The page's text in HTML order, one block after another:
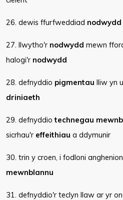
26. dewis ffurfweddiad nodwydd
27. llwytho'r nodwydd mewn
halogi'r nodwydd
28. defnyddio pigmentau lliw yn
driniaeth
29. defnyddiotechnegau
sicrhau'r effeithiau a ddymunir
30. trin y croen, i fodloni
mewnblannu
31. defnyddio'r teclyn llaw ar yr